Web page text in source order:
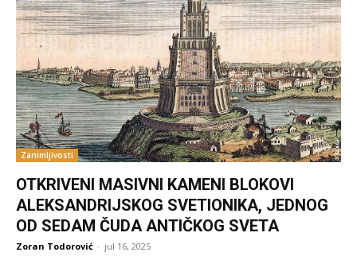
Zanimljivosti
OTKRIVENI MASIVNI KAMENI BLOKOVI
ALEKSANDRIJSKOG SVETIONIKA, JEDNOG
OD SEDAM ČUDA ANTIČKOG SVETA
Zoran Todorović - jul 16, 2025